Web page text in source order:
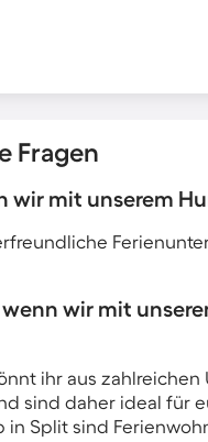
Fragen
mit unserem
wir mit
ihr aus zahlreichen
sind daher ideal für
Split sind